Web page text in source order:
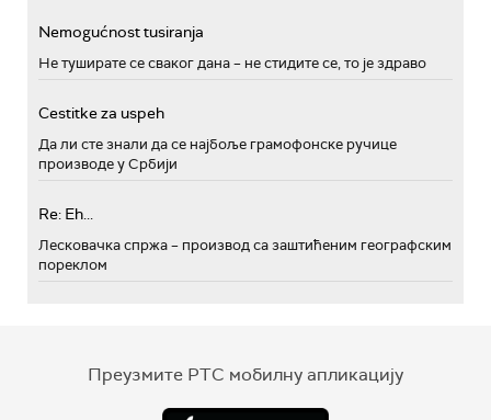
Nemogućnost tusiranja
Не туширате се сваког дана – не стидите се, то је здраво
Cestitke za uspeh
Да ли сте знали да се најбоље грамофонске ручице
производе у Србији
Re: Eh...
Лесковачка спржа – производ са заштићеним географским
пореклом
Преузмите РТС мобилну апликацију